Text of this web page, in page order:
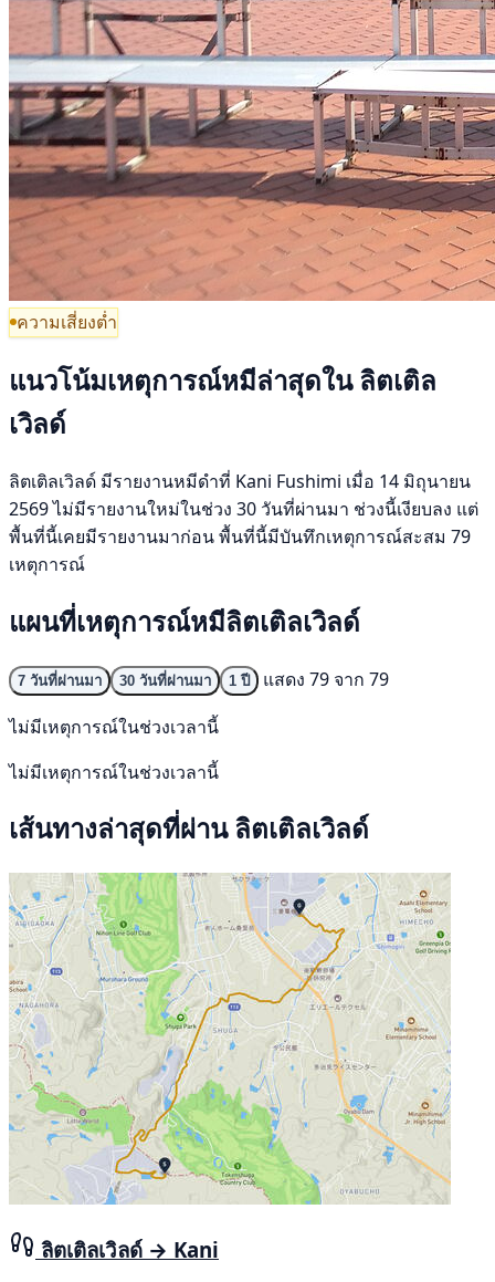
ความเสี่ยงต่ำ
แนวโน้มเหตุการณ์หมีล่าสุดใน ลิตเติล
เวิลด์
ลิตเติลเวิลด์ มีรายงานหมีดำที่ Kani Fushimi เมื่อ 14 มิถุนายน
2569 ไม่มีรายงานใหม่ในช่วง 30 วันที่ผ่านมา ช่วงนี้เงียบลง แต่
พื้นที่นี้เคยมีรายงานมาก่อน พื้นที่นี้มีบันทึกเหตุการณ์สะสม 79
เหตุการณ์
แผนที่เหตุการณ์หมีลิตเติลเวิลด์
7 วันที่ผ่านมา 30 วันที่ผ่านมา 1 ปี
แสดง 79 จาก 79
ไม่มีเหตุการณ์ในช่วงเวลานี้
ไม่มีเหตุการณ์ในช่วงเวลานี้
เส้นทางล่าสุดที่ผ่าน ลิตเติลเวิลด์
ลิตเติลเวิลด์ → Kani